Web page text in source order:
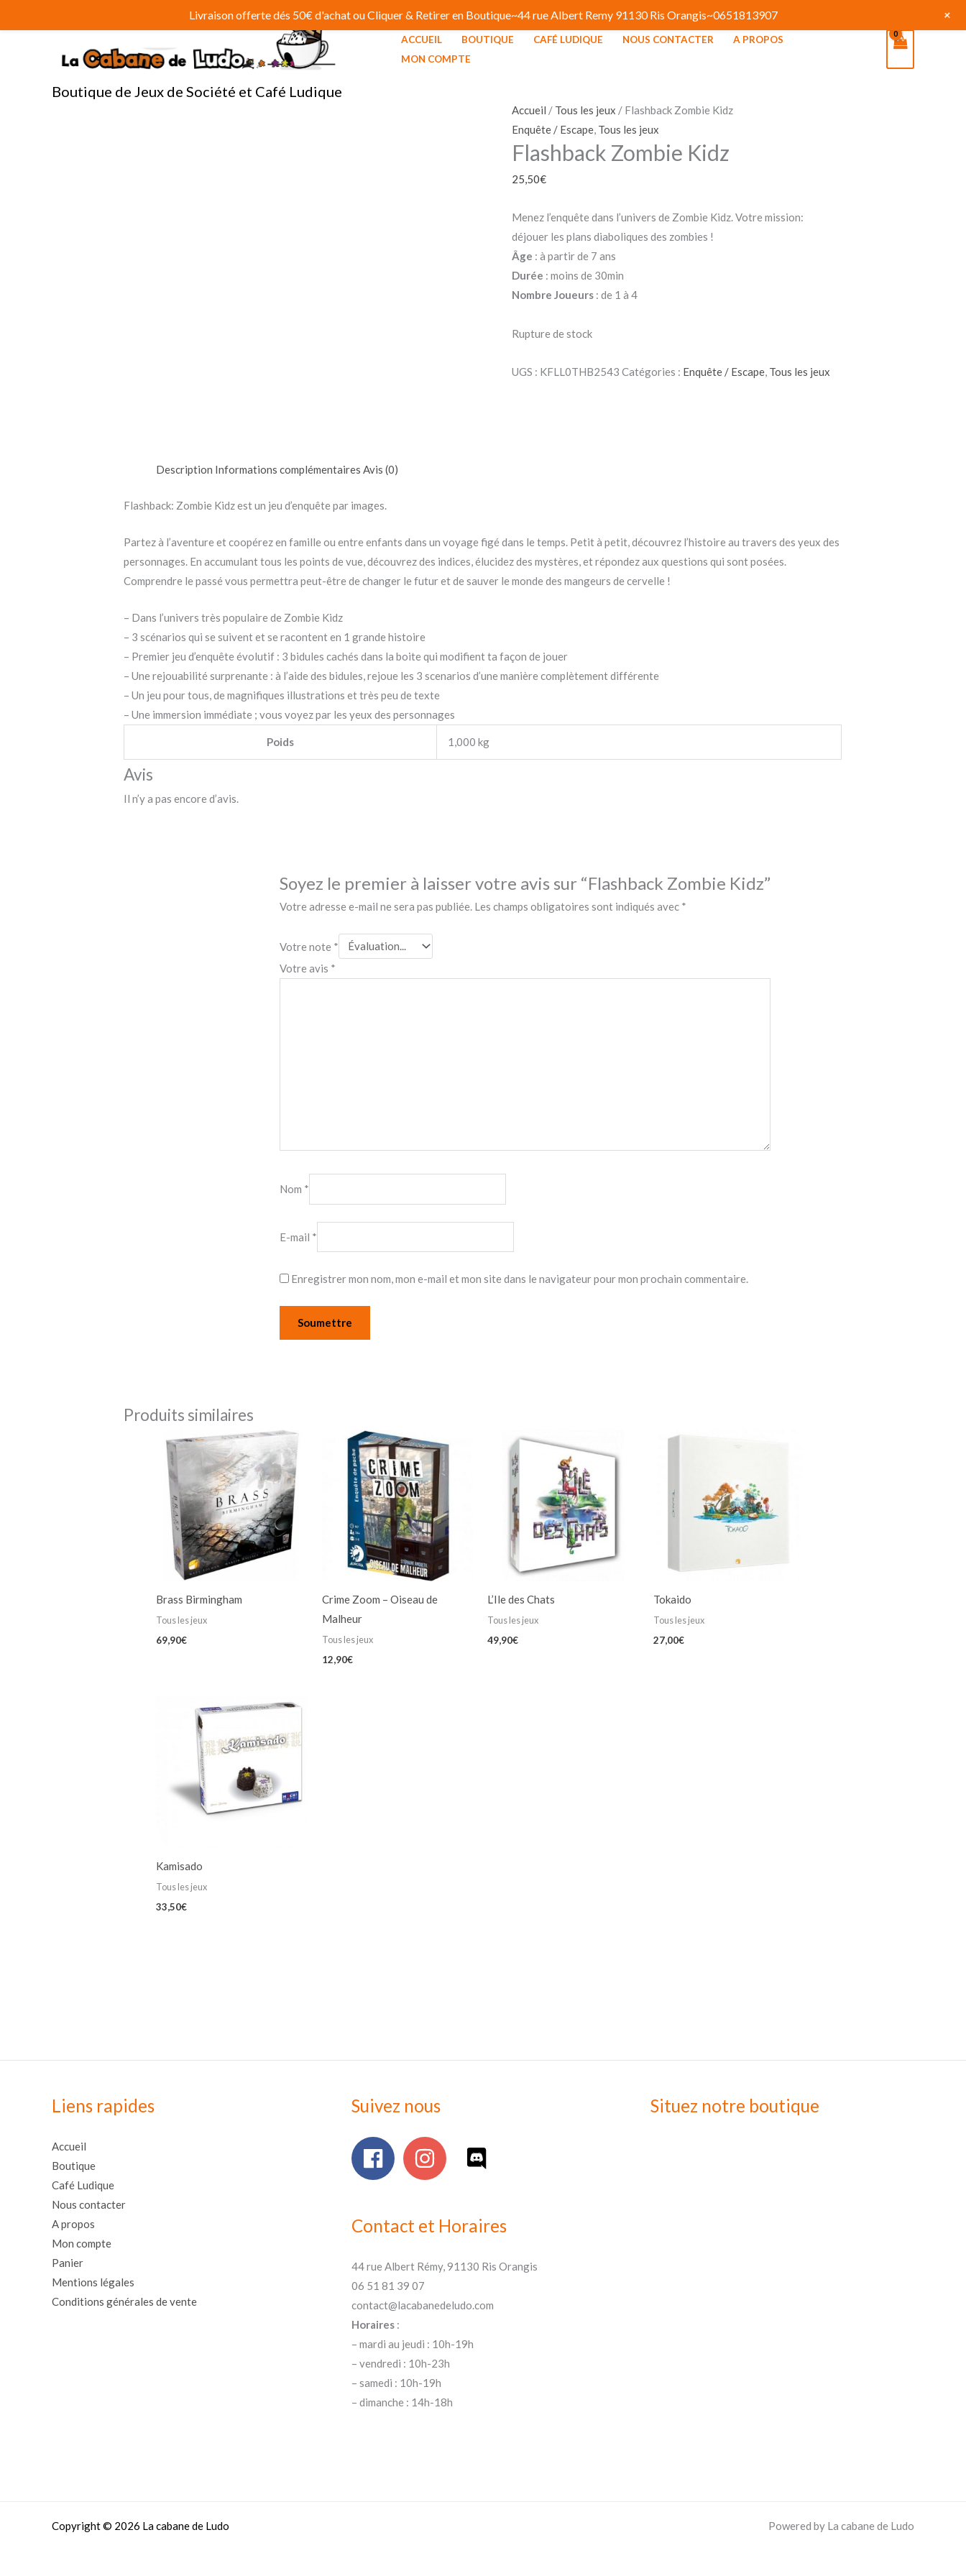
au
Boutique de Jeux de Société et Café Ludique
ACCUEIL BOUTIQUE CAFÉ LUDIQUE NOUS CONTACTER
A PROPOS
MON COMPTE
Accueil / Tous les jeux / Flashback Zombie Kidz
Enquête / Escape, Tous les jeux
Flashback Zombie Kidz
25,50€
Menez l’enquête dans l’univers de Zombie Kidz. Votre mission:
déjouer les plans diaboliques des zombies !
Âge : à partir de 7 ans
Durée : moins de 30min
Nombre Joueurs : de 1 à 4
Rupture de stock
UGS : KFLL0THB2543 Catégories : Enquête / Escape, Tous les jeux
Description Informations complémentaires Avis (0)
Flashback: Zombie Kidz est un jeu d’enquête par images.
Partez à l’aventure et coopérez en famille ou entre enfants dans un voyage figé dans le temps. Petit à petit, découvrez l’histoire au travers des yeux des
personnages. En accumulant tous les points de vue, découvrez des indices, élucidez des mystères, et répondez aux questions qui sont posées.
Comprendre le passé vous permettra peut-être de changer le futur et de sauver le monde des mangeurs de cervelle !
– Dans l’univers très populaire de Zombie Kidz
– 3 scénarios qui se suivent et se racontent en 1 grande histoire
– Premier jeu d’enquête évolutif : 3 bidules cachés dans la boite qui modifient ta façon de jouer
– Une rejouabilité surprenante : à l’aide des bidules, rejoue les 3 scenarios d’une manière complètement différente
– Un jeu pour tous, de magnifiques illustrations et très peu de texte
– Une immersion immédiate ; vous voyez par les yeux des personnages
Poids 1,000 kg
Avis
Il n’y a pas encore d’avis.
Soyez le premier à laisser votre avis sur “Flashback Zombie Kidz”
Votre adresse e-mail ne sera pas publiée. Les champs obligatoires sont indiqués avec *
Votre note *
Votre avis *
Nom *
E-mail *
Enregistrer mon nom, mon e-mail et mon site dans le navigateur pour mon prochain commentaire.
Produits similaires
Brass Birmingham
Tous les jeux
69,90€
Crime Zoom – Oiseau de
Malheur
Tous les jeux
12,90€
L’Ile des Chats
Tous les jeux
49,90€
Tokaido
Tous les jeux
27,00€
Kamisado
Tous les jeux
33,50€
Liens rapides
Accueil
Boutique
Café Ludique
Nous contacter
A propos
Mon compte
Panier
Mentions légales
Conditions générales de vente
Suivez nous
Contact et Horaires
44 rue Albert Rémy, 91130 Ris Orangis
06 51 81 39 07
contact@lacabanedeludo.com
Horaires:
– mardi au jeudi : 10h-19h
– vendredi : 10h-23h
– samedi : 10h-19h
– dimanche : 14h-18h
Situez notre boutique
Copyright © 2026 La cabane de Ludo Powered by La cabane de Ludo
Livraison offerte dés 50€ d'achat ou Cliquer & Retirer en Boutique~44 rue Albert Remy 91130 Ris Orangis~0651813907 +